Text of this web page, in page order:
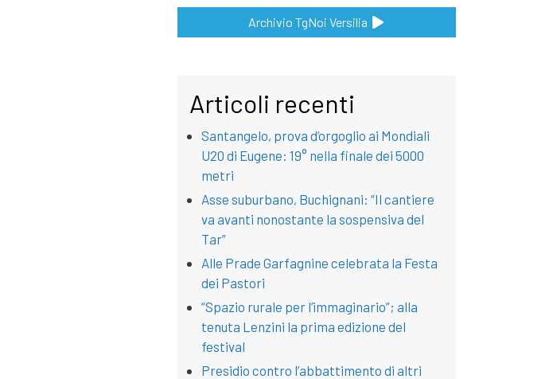
Archivio TgNoi Versilia
Articoli recenti
Santangelo, prova d’orgoglio ai Mondiali
U20 di Eugene: 19° nella finale dei 5000
metri
Asse suburbano, Buchignani: “Il cantiere
va avanti nonostante la sospensiva del
Tar”
Alle Prade Garfagnine celebrata la Festa
dei Pastori
“Spazio rurale per l’immaginario”; alla
tenuta Lenzini la prima edizione del
festival
Presidio contro l’abbattimento di altri